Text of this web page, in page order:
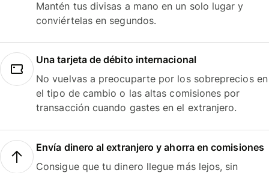
Mantén tus divisas a mano en un solo lugar y
conviértelas en segundos.
Una tarjeta de débito internacional
No vuelvas a preocuparte por los sobreprecios en
el tipo de cambio o las altas comisiones por
transacción cuando gastes en el extranjero.
Envía dinero al extranjero y ahorra en comisiones
Consigue que tu dinero llegue más lejos, sin